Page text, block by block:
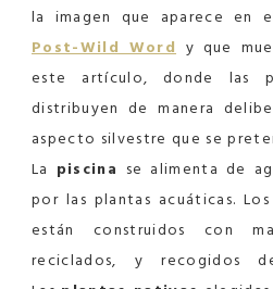
la imagen que aparece
Post-Wild Word y que
este artículo, donde las
distribuyen de manera
aspecto silvestre que se
La piscina se alimenta de
por las plantas acuáticas.
están construidos con
reciclados, y recogidos